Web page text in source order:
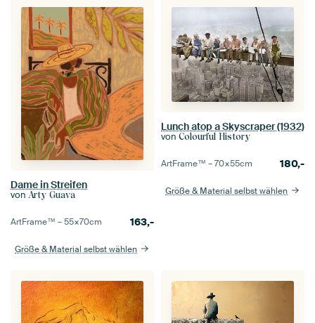
Dame in Streifen
von Arty Guava
ArtFrame™ –55×70cm 163,-
Größe & Material selbst wählen
Lunch atop a Skyscraper (1932)
von Colourful History
ArtFrame™ –70×55cm 180,-
Größe & Material selbst wählen